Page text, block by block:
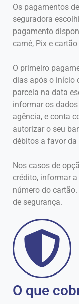
Os pagamentos
seguradora
pagamento
carnê, Pix e
O primeiro
dias após o início
parcela na data
informar os
agência, e conta
autorizar o seu
débitos a favor
Nos casos de
crédito, informar
número do
de segurança.
O que